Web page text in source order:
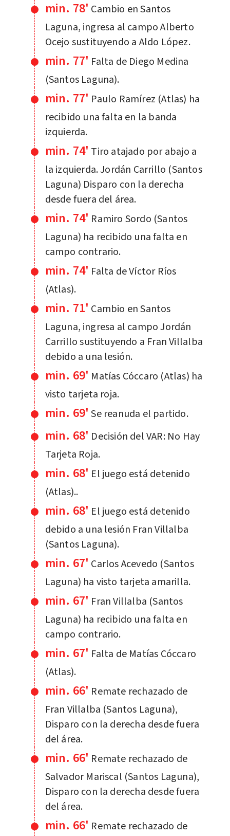
min. 78' Cambio en Santos
Laguna, ingresa al campo Alberto
Ocejo sustituyendo a Aldo López.
min. 77' Falta de Diego Medina
(Santos Laguna).
min. 77' Paulo Ramírez (Atlas) ha
recibido una falta en la banda
izquierda.
min. 74' Tiro atajado por abajo a
la izquierda. Jordán Carrillo (Santos
Laguna) Disparo con la derecha
desde fuera del área.
min. 74' Ramiro Sordo (Santos
Laguna) ha recibido una falta en
campo contrario.
min. 74' Falta de Víctor Ríos
(Atlas).
min. 71' Cambio en Santos
Laguna, ingresa al campo Jordán
Carrillo sustituyendo a Fran Villalba
debido a una lesión.
min. 69' Matías Cóccaro (Atlas) ha
visto tarjeta roja.
min. 69' Se reanuda el partido.
min. 68' Decisión del VAR: No Hay
Tarjeta Roja.
min. 68' El juego está detenido
(Atlas)..
min. 68' El juego está detenido
debido a una lesión Fran Villalba
(Santos Laguna).
min. 67' Carlos Acevedo (Santos
Laguna) ha visto tarjeta amarilla.
min. 67' Fran Villalba (Santos
Laguna) ha recibido una falta en
campo contrario.
min. 67' Falta de Matías Cóccaro
(Atlas).
min. 66' Remate rechazado de
Fran Villalba (Santos Laguna),
Disparo con la derecha desde fuera
del área.
min. 66' Remate rechazado de
Salvador Mariscal (Santos Laguna),
Disparo con la derecha desde fuera
del área.
min. 66' Remate rechazado de